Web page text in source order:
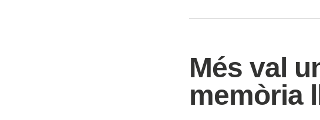
Més val
memòria